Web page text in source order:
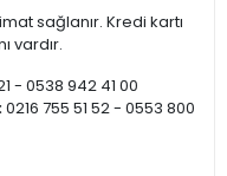
sağlanır. Kredi kartı
vardır.
- 0538 942 41 00
0216 755 51 52 - 0553 800